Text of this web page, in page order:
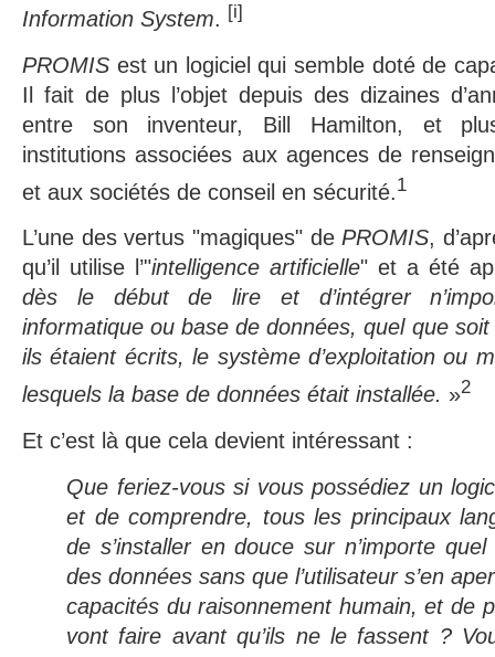
Information System. [i]
PROMIS est un logiciel qui semble doté de
Il fait de plus l’objet depuis des dizaines
entre son inventeur, Bill Hamilton, et
institutions associées aux agences de
et aux sociétés de conseil en sécurité. 1
L’une des vertus "magiques" de PROMIS,
qu’il utilise l’"intelligence artificielle" et a été
dès le début de lire et d’intégrer
informatique ou base de données, quel que
ils étaient écrits, le système d’exploitation ou
lesquels la base de données était installée. »2
Et c’est là que cela devient intéressant :
Que feriez-vous si vous possédiez un
et de comprendre, tous les principaux
de s’installer en douce sur n’importe
des données sans que l’utilisateur s’en
capacités du raisonnement humain, et de
vont faire avant qu’ils ne le fassent ?